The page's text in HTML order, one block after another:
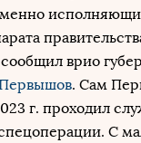
врио
. Сам
г. проходил
С